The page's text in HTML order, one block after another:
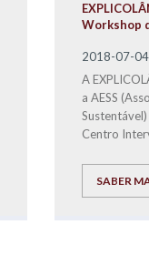
Workshop
2018-07-04
A
a AESS
Centro
SABER